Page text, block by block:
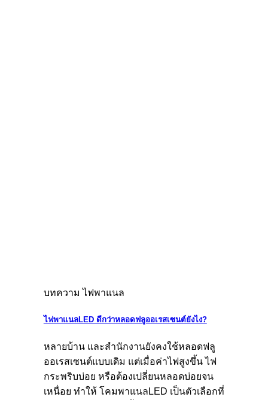
บทความ ไฟพาแนล
ไฟพาแนลLED ดีกว่าหลอดฟลูออเรสเซนต์ยังไง?
หลายบ้าน และสำนักงานยังคงใช้หลอดฟลู
ออเรสเซนต์แบบเดิม แต่เมื่อค่าไฟสูงขึ้น ไฟ
กระพริบบ่อย หรือต้องเปลี่ยนหลอดบ่อยจน
เหนื่อย ทำให้ โคมพาแนลLED เป็นตัวเลือกที่